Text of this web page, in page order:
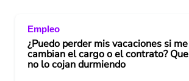
Empleo
¿Puedo perder mis vacaciones si me
cambian el cargo o el contrato? Que
no lo cojan durmiendo